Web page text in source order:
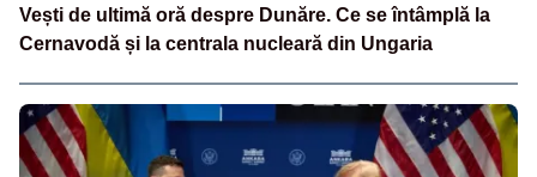
Vești de ultimă oră despre Dunăre. Ce se întâmplă la
Cernavodă și la centrala nucleară din Ungaria